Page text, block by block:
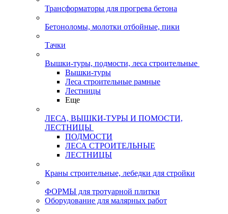
Трансформаторы для прогрева бетона
Бетоноломы, молотки отбойные, пики
Тачки
Вышки-туры, подмости, леса строительные
Вышки-туры
Леса строительные рамные
Лестницы
Еще
ЛЕСА, ВЫШКИ-ТУРЫ И ПОМОСТИ,
ЛЕСТНИЦЫ
ПОДМОСТИ
ЛЕСА СТРОИТЕЛЬНЫЕ
ЛЕСТНИЦЫ
Краны строительные, лебедки для стройки
ФОРМЫ для тротуарной плитки
Оборудование для малярных работ